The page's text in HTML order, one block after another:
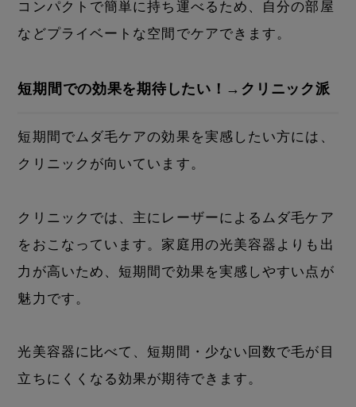
コンパクトで簡単に持ち運べるため、自分の部屋
などプライベートな空間でケアできます。
短期間での効果を期待したい！→クリニック派
短期間でムダ毛ケアの効果を実感したい方には、
クリニックが向いています。
クリニックでは、主にレーザーによるムダ毛ケア
をおこなっています。家庭用の光美容器よりも出
力が高いため、短期間で効果を実感しやすい点が
魅力です。
光美容器に比べて、短期間・少ない回数で毛が目
立ちにくくなる効果が期待できます。